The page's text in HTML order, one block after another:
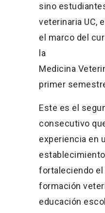
sino
veterinaria UC, e
el marco del
la
Medicina
primer
Este es el
consecutivo
experiencia en
fortaleciendo el
formación
educación